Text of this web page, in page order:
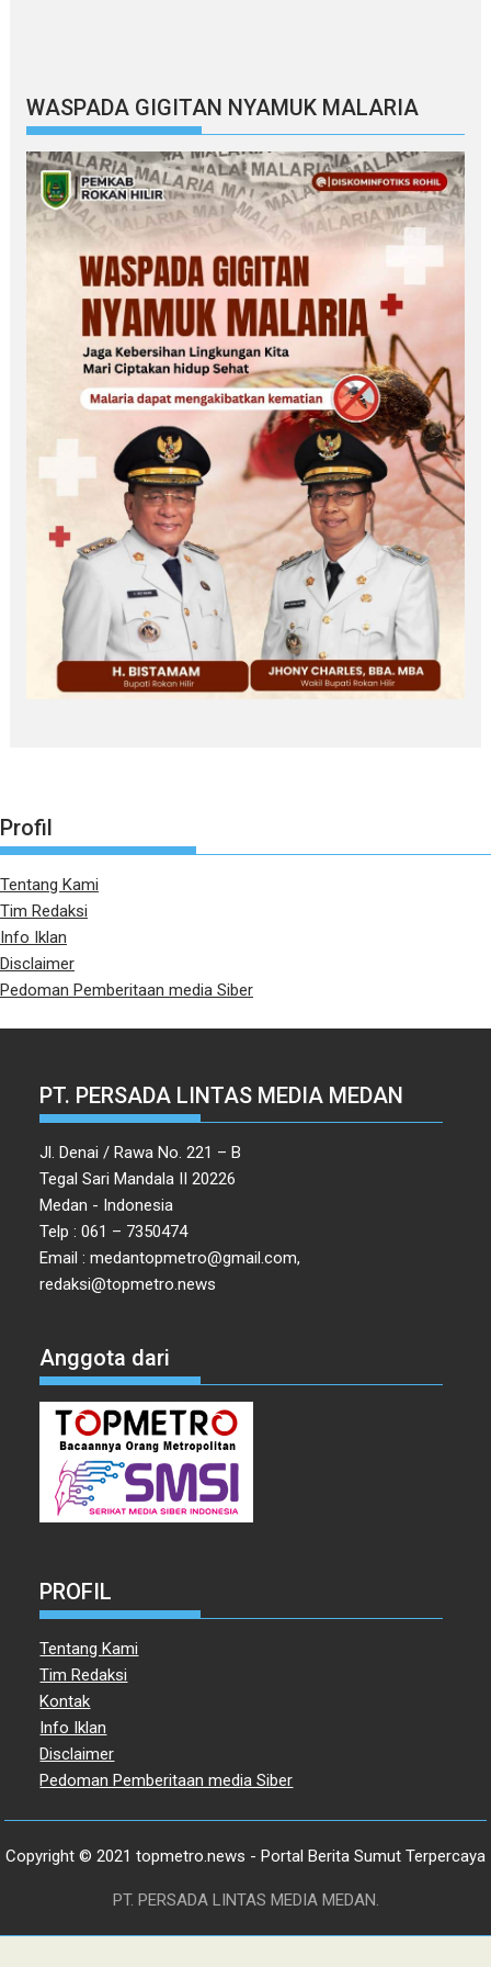
WASPADA GIGITAN NYAMUK MALARIA
Profil
Tentang Kami
Tim Redaksi
Info Iklan
Disclaimer
Pedoman Pemberitaan media Siber
PT. PERSADA LINTAS MEDIA MEDAN
Jl. Denai / Rawa No. 221 – B
Tegal Sari Mandala II 20226
Medan - Indonesia
Telp : 061 – 7350474
Email : medantopmetro@gmail.com,
redaksi@topmetro.news
Anggota dari
PROFIL
Tentang Kami
Tim Redaksi
Kontak
Info Iklan
Disclaimer
Pedoman Pemberitaan media Siber
Copyright © 2021 topmetro.news - Portal Berita Sumut Terpercaya
PT. PERSADA LINTAS MEDIA MEDAN.